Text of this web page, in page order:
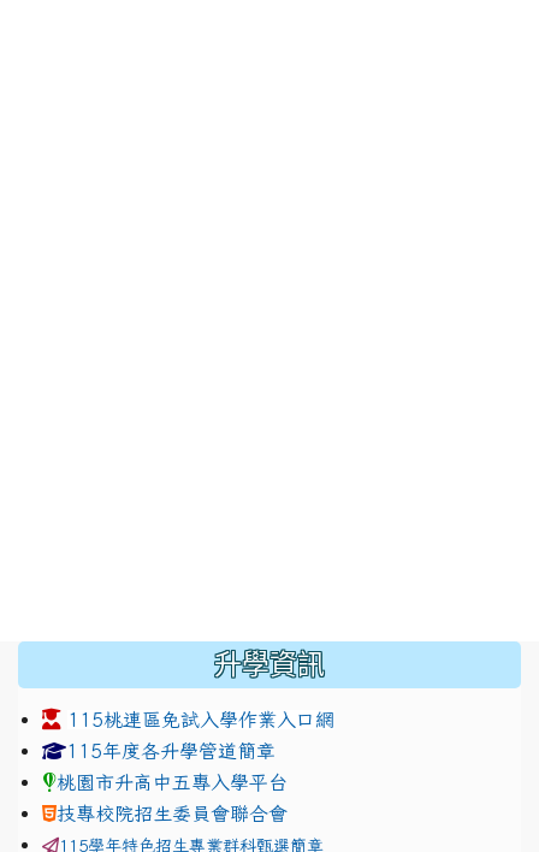
升學資訊
115桃連區免試入學作業入口網
link to https://www.jhjhs.tyc.edu.tw/modules/
115年度各升學管道簡章
桃園市升高中五專入學平台
技專校院招生委員會聯合會
115學年特色招生專業群科甄選簡章